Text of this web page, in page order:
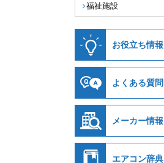
福祉施設
お役立ち情報
よくある質問
メーカー情報
エアコン辞典